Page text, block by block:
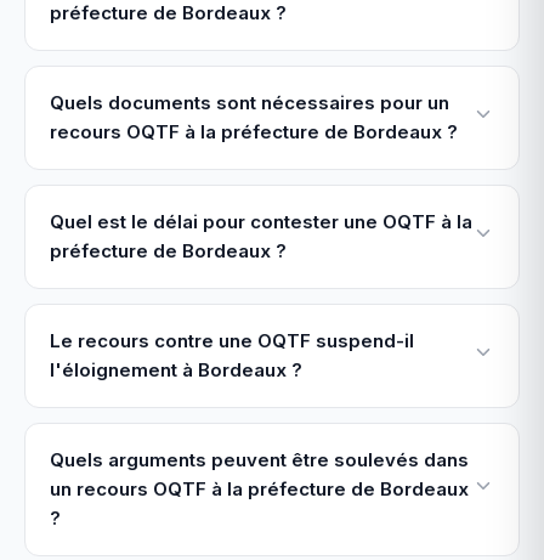
préfecture de Bordeaux ?
Quels documents sont nécessaires pour un
recours OQTF à la préfecture de Bordeaux ?
Quel est le délai pour contester une OQTF à la
préfecture de Bordeaux ?
Le recours contre une OQTF suspend-il
l'éloignement à Bordeaux ?
Quels arguments peuvent être soulevés dans
un recours OQTF à la préfecture de Bordeaux
?